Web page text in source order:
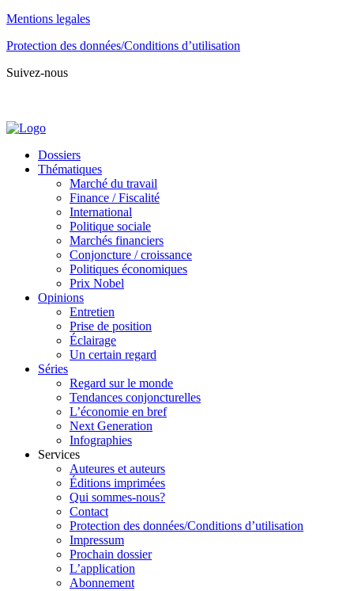
Mentions legales
Protection des données/Conditions d’utilisation
Suivez-nous
Dossiers
Thématiques
Marché du travail
Finance / Fiscalité
International
Politique sociale
Marchés financiers
Conjoncture / croissance
Politiques économiques
Prix Nobel
Opinions
Entretien
Prise de position
Éclairage
Un certain regard
Séries
Regard sur le monde
Tendances conjoncturelles
L’économie en bref
Next Generation
Infographies
Services
Auteures et auteurs
Éditions imprimées
Qui sommes-nous?
Contact
Protection des données/Conditions d’utilisation
Impressum
Prochain dossier
L’application
Abonnement